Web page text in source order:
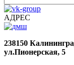
АДРЕС
238150
ул.Пионерская, 5